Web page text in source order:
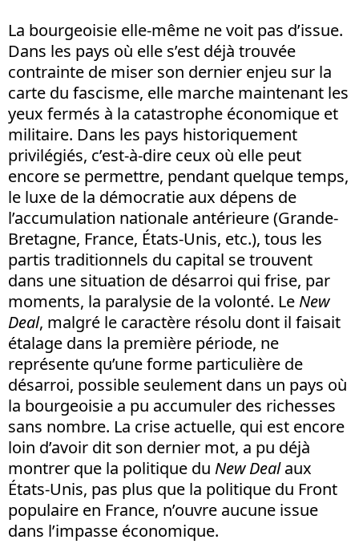
La bourgeoisie elle-même ne voit pas d’issue.
Dans les pays où elle s’est déjà trouvée
contrainte de miser son dernier enjeu sur la
carte du fascisme, elle marche maintenant les
yeux fermés à la catastrophe économique et
militaire. Dans les pays historiquement
privilégiés, c’est-à-dire ceux où elle peut
encore se permettre, pendant quelque temps,
le luxe de la démocratie aux dépens de
l’accumulation nationale antérieure (Grande-
Bretagne, France, États-Unis, etc.), tous les
partis traditionnels du capital se trouvent
dans une situation de désarroi qui frise, par
moments, la paralysie de la volonté. LeNew
Deal, malgré le caractère résolu dont il faisait
étalage dans la première période, ne
représente qu’une forme particulière de
désarroi, possible seulement dans un pays où
la bourgeoisie a pu accumuler des richesses
sans nombre. La crise actuelle, qui est encore
loin d’avoir dit son dernier mot, a pu déjà
montrer que la politique du New Dealaux
États-Unis, pas plus que la politique du Front
populaire en France, n’ouvre aucune issue
dans l’impasse économique.